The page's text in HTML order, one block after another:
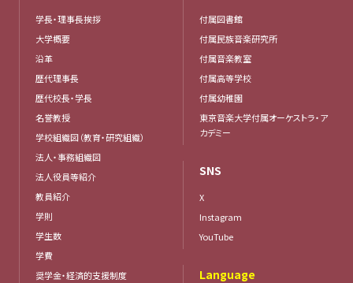
学長・理事長挨拶
大学概要
沿革
歴代理事長
歴代校長・学長
名誉教授
学校組織図（教育・研究組織）
法人・事務組織図
法人役員等紹介
教員紹介
学則
学生数
学費
奨学金・経済的支援制度
付属図書館
付属民族音楽研究所
付属音楽教室
付属高等学校
付属幼稚園
東京音楽大学付属オーケストラ・ア
カデミー
SNS
X
Instagram
YouTube
Language